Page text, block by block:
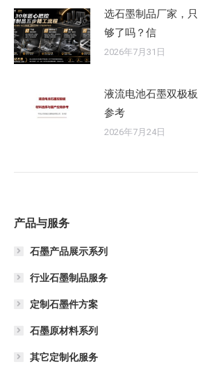
选石墨制品厂家，
够了吗？信
2026年7月31日
液流电池石墨双极
参考
2026年7月24日
产品与服务
石墨产品展示系列
行业石墨制品服务
定制石墨件方案
石墨原材料系列
其它定制化服务